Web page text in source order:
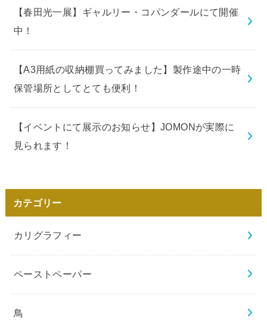
【春田光一展】ギャルリー・コパンダールにて開催
中！
【A3用紙の収納棚買ってみました】製作途中の一時
保管場所としてとても便利！
【イベントにて展示のお知らせ】JOMONが実際に
見られます！
カテゴリー
カリグラフィー
ペーストペーパー
鳥